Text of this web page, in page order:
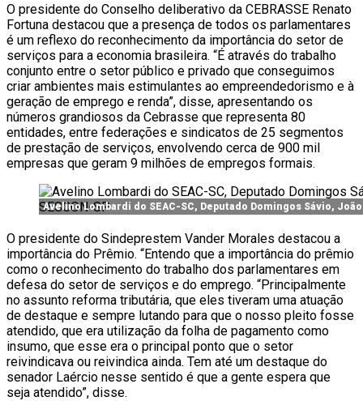
O presidente do Conselho deliberativo da CEBRASSE Renato
Fortuna destacou que a presença de todos os parlamentares
é um reflexo do reconhecimento da importância do setor de
serviços para a economia brasileira. “É através do trabalho
conjunto entre o setor público e privado que conseguimos
criar ambientes mais estimulantes ao empreendedorismo e à
geração de emprego e renda”, disse, apresentando os
números grandiosos da Cebrasse que representa 80
entidades, entre federações e sindicatos de 25 segmentos
de prestação de serviços, envolvendo cerca de 900 mil
empresas que geram 9 milhões de empregos formais.
Avelino Lombardi do SEAC-SC, Deputado Domingos Sávio,
O presidente do Sindeprestem Vander Morales destacou a
importância do Prêmio. “Entendo que a importância do prêmio
como o reconhecimento do trabalho dos parlamentares em
defesa do setor de serviços e do emprego. “Principalmente
no assunto reforma tributária, que eles tiveram uma atuação
de destaque e sempre lutando para que o nosso pleito fosse
atendido, que era utilização da folha de pagamento como
insumo, que esse era o principal ponto que o setor
reivindicava ou reivindica ainda. Tem até um destaque do
senador Laércio nesse sentido é que a gente espera que
seja atendido”, disse.